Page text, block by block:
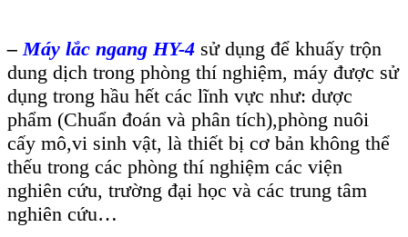
–Máy lắc ngang HY-4 sử dụng để khuấy trộn
dung dịch trong phòng thí nghiệm, máy được sử
dụng trong hầu hết các lĩnh vực như: dược
phẩm (Chuẩn đoán và phân tích),phòng nuôi
cấy mô,vi sinh vật, là thiết bị cơ bản không thể
thếu trong các phòng thí nghiệm các viện
nghiên cứu, trường đại học và các trung tâm
nghiên cứu…